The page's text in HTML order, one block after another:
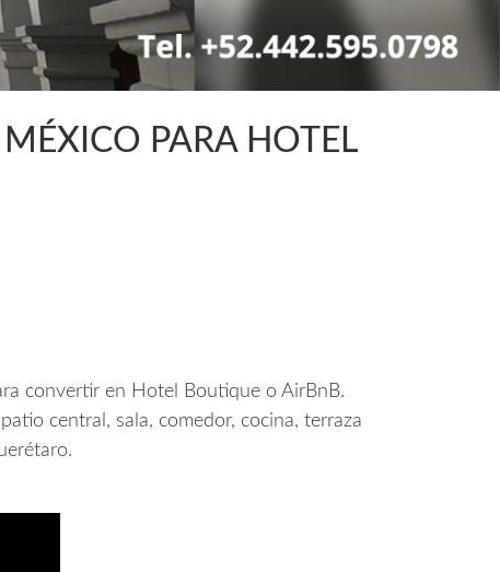
PARA HOTEL
convertir en Hotel Boutique o AirBnB.
central, sala, comedor, cocina, terraza